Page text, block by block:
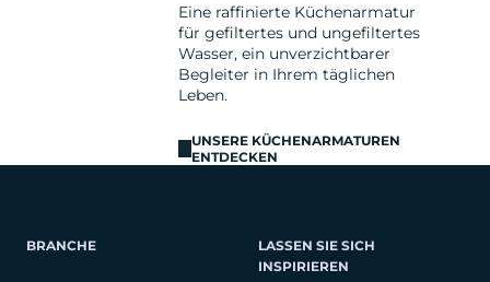
Eine raffinierte Küchenarmatur
für gefiltertes und ungefiltertes
Wasser, ein unverzichtbarer
Begleiter in Ihrem täglichen
Leben.
UNSERE KÜCHENARMATUREN
ENTDECKEN
BRANCHE
LASSEN SIE SICH
INSPIRIEREN